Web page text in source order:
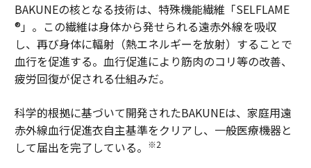
BAKUNEの核となる技術は、特殊機能繊維「SELFLAME
®」。この繊維は身体から発せられる遠赤外線を吸収
し、再び身体に輻射（熱エネルギーを放射）することで
血行を促進する。血行促進により筋肉のコリ等の改善、
疲労回復が促される仕組みだ。
科学的根拠に基づいて開発されたBAKUNEは、家庭用遠
赤外線血行促進衣自主基準をクリアし、一般医療機器と
して届出を完了している。
※2